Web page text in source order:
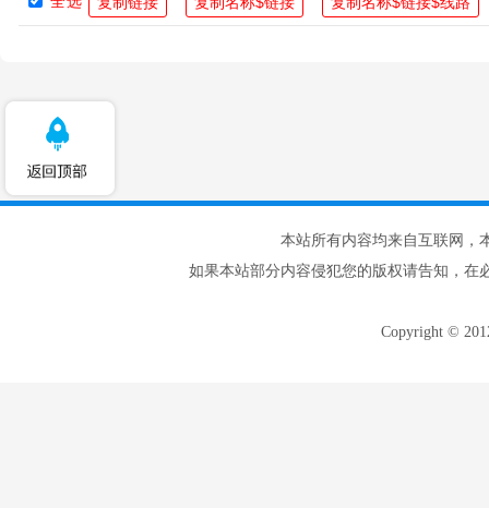
本站所有内容均来自互联网，
如果本站部分内容侵犯您的版权请告知，在
Copyright ©